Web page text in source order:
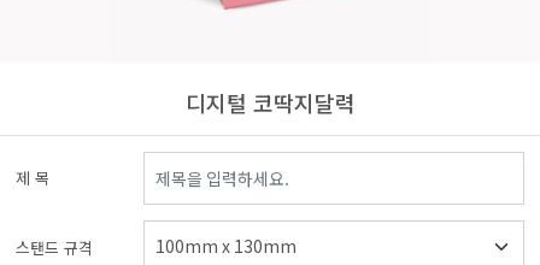
디지털 코딱지달력
제 목
스탠드 규격